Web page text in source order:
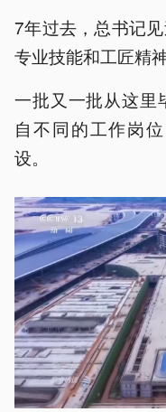
7年过去，总书记
专业技能和工匠精
一批又一批从这里
自不同的工作岗
设。